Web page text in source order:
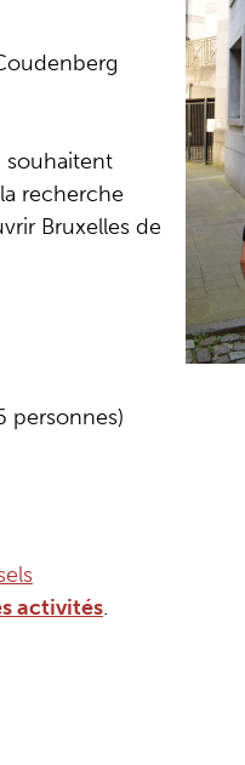
souhaitent
recherche
Bruxelles de
personnes)
activités.